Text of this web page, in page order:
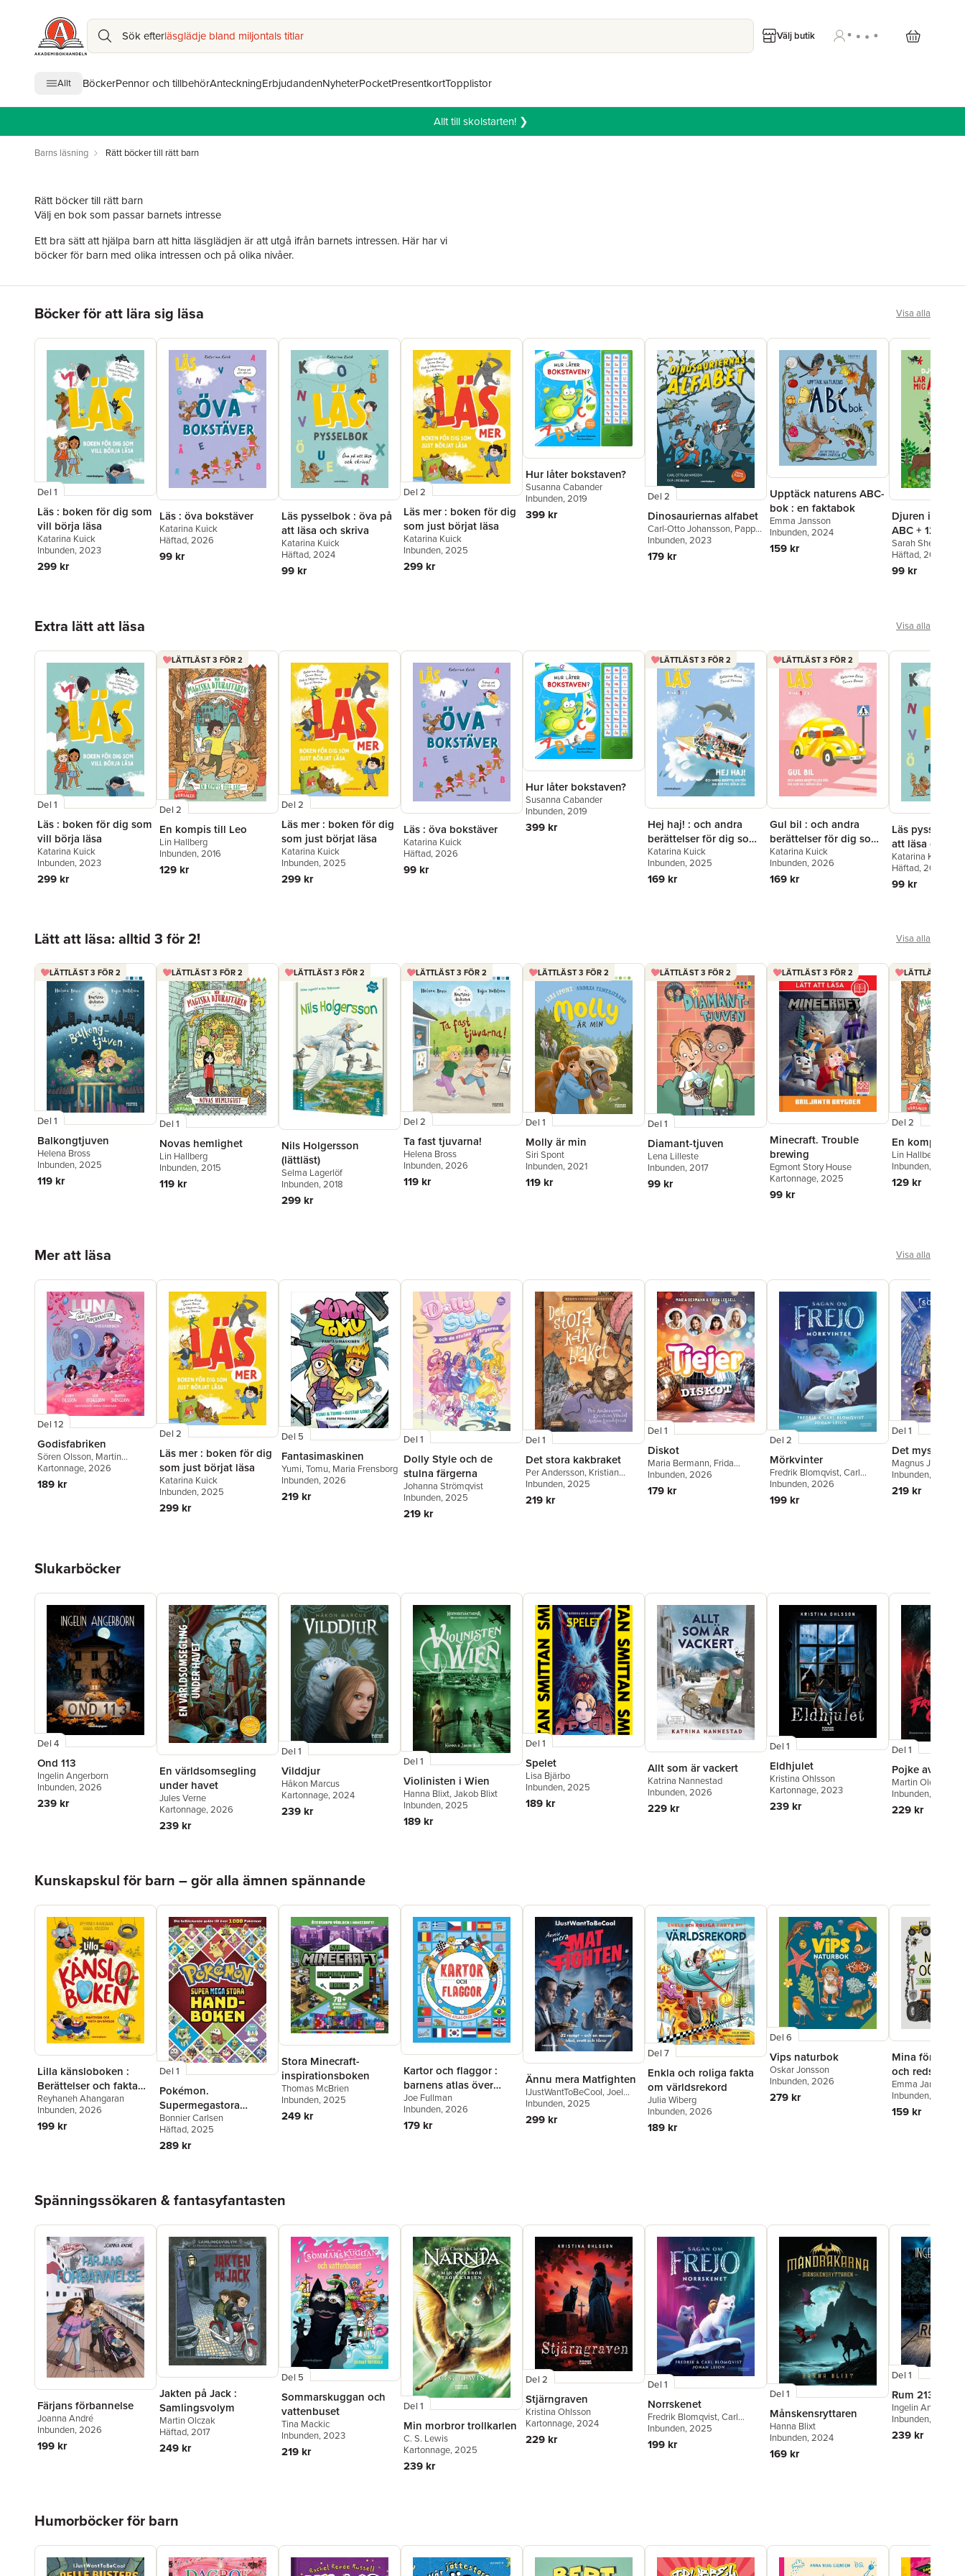
Sök efterläsglädje bland miljontals titlar Välj butik
Allt BöckerPennor och tillbehörAnteckningErbjudandenNyheterPocketPresentkortTopplistor
Allt till skolstarten! ❯
Barns läsning Rätt böcker till rätt barn
Rätt böcker till rätt barn
Välj en bok som passar barnets intresse
Ett bra sätt att hjälpa barn att hitta läsglädjen är att utgå ifrån barnets intressen. Här har vi
böcker för barn med olika intressen och på olika nivåer.
Böcker för att lära sig läsa Visa alla
Del 1
Läs : boken för dig som
vill börja läsa
Katarina Kuick
Inbunden, 2023
299 kr
Läs : öva bokstäver
Katarina Kuick
Häftad, 2026
99 kr
Läs pysselbok : öva på
att läsa och skriva
Katarina Kuick
Häftad, 2024
99 kr
Del 2
Läs mer : boken för dig
som just börjat läsa
Katarina Kuick
Inbunden, 2025
299 kr
Hur låter bokstaven?
Susanna Cabander
Inbunden, 2019
399 kr
Del 2
Dinosauriernas alfabet
Carl-Otto Johansson, Pappa
Kapsyl
Inbunden, 2023
179 kr
Upptäck naturens ABC-
bok : en faktabok
Emma Jansson
Inbunden, 2024
159 kr
Djuren i
ABC + 123 :
med
Sarah Sheppard
Häftad, 2018
99 kr
Extra lätt att läsa Visa alla
Del 1
Läs : boken för dig som
vill börja läsa
Katarina Kuick
Inbunden, 2023
299 kr
LÄTTLÄST 3 FÖR 2
Del 2
En kompis till Leo
Lin Hallberg
Inbunden, 2016
129 kr
Del 2
Läs mer : boken för dig
som just börjat läsa
Katarina Kuick
Inbunden, 2025
299 kr
Läs : öva bokstäver
Katarina Kuick
Häftad, 2026
99 kr
Hur låter bokstaven?
Susanna Cabander
Inbunden, 2019
399 kr
LÄTTLÄST 3 FÖR 2
Hej haj! : och andra
berättelser för dig som
vill börja läsa, Läs-nivå
1
Katarina Kuick
Inbunden, 2025
169 kr
LÄTTLÄST 3 FÖR 2
Gul bil : och andra
berättelser för dig som
vill börja läsa - Läs-nivå
1
Katarina Kuick
Inbunden, 2026
169 kr
Läs pysselbok
att läsa och
Katarina Kuick
Häftad, 2024
99 kr
Lätt att läsa: alltid 3 för 2! Visa alla
LÄTTLÄST 3 FÖR 2
Del 1
Balkongtjuven
Helena Bross
Inbunden, 2025
119 kr
LÄTTLÄST 3 FÖR 2
Del 1
Novas hemlighet
Lin Hallberg
Inbunden, 2015
119 kr
LÄTTLÄST 3 FÖR 2
Nils Holgersson
(lättläst)
Selma Lagerlöf
Inbunden, 2018
299 kr
LÄTTLÄST 3 FÖR 2
Del 2
Ta fast tjuvarna!
Helena Bross
Inbunden, 2026
119 kr
LÄTTLÄST 3 FÖR 2
Del 1
Molly är min
Siri Spont
Inbunden, 2021
119 kr
LÄTTLÄST 3 FÖR 2
Del 1
Diamant-tjuven
Lena Lilleste
Inbunden, 2017
99 kr
LÄTTLÄST 3 FÖR 2
Minecraft. Trouble
brewing
Egmont Story House
Kartonnage, 2025
99 kr
LÄTTLÄST 3
Del 2
En kompis till
Lin Hallberg
Inbunden, 2016
129 kr
Mer att läsa Visa alla
Del 12
Godisfabriken
Sören Olsson, Martin
Svensson,Leif Eriksson
Kartonnage, 2026
189 kr
Del 2
Läs mer : boken för dig
som just börjat läsa
Katarina Kuick
Inbunden, 2025
299 kr
Del 5
Fantasimaskinen
Yumi,Tomu, Maria Frensborg
Inbunden, 2026
219 kr
Del 1
Dolly Style och de
stulna färgerna
Johanna Strömqvist
Inbunden, 2025
219 kr
Del 1
Det stora kakbraket
Per Andersson, Kristian
Wedel
Inbunden, 2025
219 kr
Del 1
Diskot
Maria Bermann, Frida
Leksell
Inbunden, 2026
179 kr
Del 2
Mörkvinter
Fredrik Blomqvist,Carl
Blomqvist
Inbunden, 2026
199 kr
Del 1
Det mystiska
Magnus
Inbunden, 2025
219 kr
Slukarböcker
Del 4
Ond 113
Ingelin Angerborn
Inbunden, 2026
239 kr
En världsomsegling
under havet
Jules Verne
Kartonnage, 2026
239 kr
Del 1
Vilddjur
Håkon Marcus
Kartonnage, 2024
239 kr
Del 1
Violinisten i Wien
Hanna Blixt,Jakob Blixt
Inbunden, 2025
189 kr
Del 1
Spelet
Lisa Bjärbo
Inbunden, 2025
189 kr
Allt som är vackert
Katrina Nannestad
Inbunden, 2026
229 kr
Del 1
Eldhjulet
Kristina Ohlsson
Kartonnage, 2023
239 kr
Del 1
Pojke av trä
Martin Olczak
Inbunden, 2024
229 kr
Kunskapskul för barn – gör alla ämnen spännande
Lilla känsloboken :
Berättelser och fakta
om känslor
Reyhaneh Ahangaran
Inbunden, 2026
199 kr
Del 1
Pokémon.
Supermegastora
handboken
Bonnier Carlsen
Häftad, 2025
289 kr
Stora Minecraft-
inspirationsboken
Thomas McBrien
Inbunden, 2025
249 kr
Kartor och flaggor :
barnens atlas över
världen
Joe Fullman
Inbunden, 2026
179 kr
Ännu mera Matfighten
IJustWantToBeCool,Joel
Adolphson,Emil Ejdemo
Beer, Victor Beer
Inbunden, 2025
299 kr
Del 7
Enkla och roliga fakta
om världsrekord
Julia Wiberg
Inbunden, 2026
189 kr
Del 6
Vips naturbok
Oskar Jonsson
Inbunden, 2026
279 kr
Mina första
och redskap
Emma Jansson
Inbunden, 2026
159 kr
Spänningssökaren & fantasyfantasten
Färjans förbannelse
Joanna André
Inbunden, 2026
199 kr
Jakten på Jack :
Samlingsvolym
Martin Olczak
Häftad, 2017
249 kr
Del 5
Sommarskuggan och
vattenbuset
Tina Mackic
Inbunden, 2023
219 kr
Del 1
Min morbror trollkarlen
C. S. Lewis
Kartonnage, 2025
239 kr
Del 2
Stjärngraven
Kristina Ohlsson
Kartonnage, 2024
229 kr
Del 1
Norrskenet
Fredrik Blomqvist,Carl
Blomqvist
Inbunden, 2025
199 kr
Del 1
Månskensryttaren
Hanna Blixt
Inbunden, 2024
169 kr
Del 1
Rum 213
Ingelin Angerborn
Inbunden, 2026
239 kr
Humorböcker för barn